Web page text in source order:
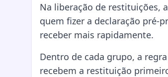
Na liberação de restituições,
quem fizer a declaração pré-
receber mais rapidamente.
Dentro de cada grupo, a
recebem a restituição